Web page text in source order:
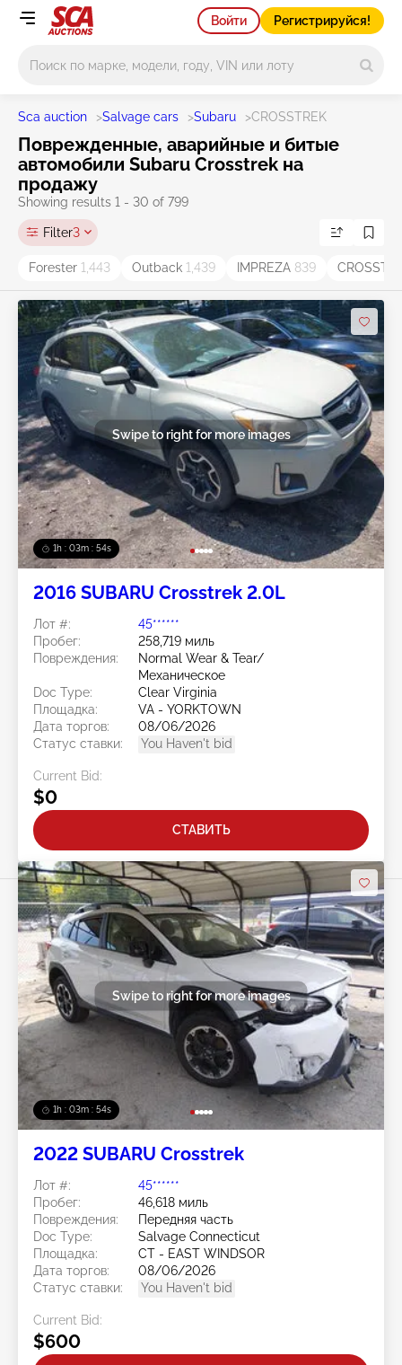
Войти Регистрируйся!
Sca auction >Salvage cars >Subaru >CROSSTREK
Поврежденные, аварийные и битые
автомобили Subaru Crosstrek на
продажу
Showing results 1 - 30 of 799
Filter3
Forester 1,443 Outback 1,439 IMPREZA 839
1h : 03m : 51s
Swipe to right for more images
2016 SUBARU Crosstrek 2.0L
Лот #:
45******
Пробег:
258,719 миль
Повреждения:
Normal Wear & Tear/
Механическое
Doc Type:
Clear Virginia
Площадка:
VA - YORKTOWN
Дата торгов:
08/06/2026
Статус ставки:
You Haven't bid
Current Bid:
$0
СТАВИТЬ
1h : 03m : 51s
Swipe to right for more images
2022 SUBARU Crosstrek
Лот #:
45******
Пробег:
46,618 миль
Повреждения:
Передняя часть
Doc Type:
Salvage Connecticut
Площадка:
CT - EAST WINDSOR
Дата торгов:
08/06/2026
Статус ставки:
You Haven't bid
Current Bid:
$600